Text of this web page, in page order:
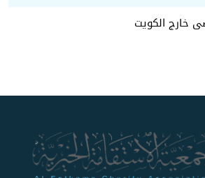
خارج الكويت